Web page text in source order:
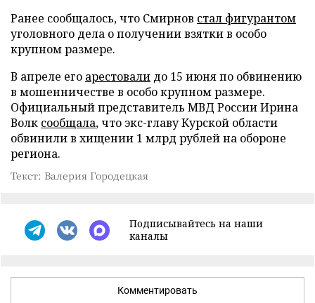
Ранее сообщалось, что Смирнов стал фигурантом
уголовного дела о получении взятки в особо
крупном размере.
В апреле его арестовали до 15 июня по обвинению
в мошенничестве в особо крупном размере.
Официальный представитель МВД России Ирина
Волк сообщала, что экс-главу Курской области
обвинили в хищении 1 млрд рублей на обороне
региона.
Текст: Валерия Городецкая
Подписывайтесь на наши
каналы
Комментировать